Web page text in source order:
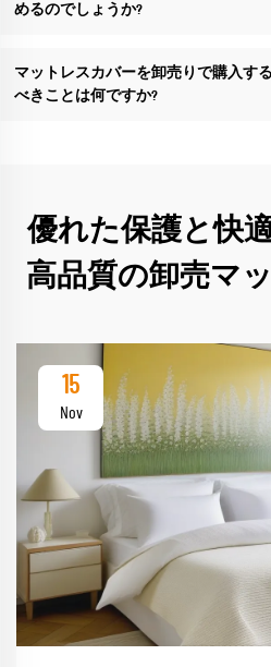
めるのでしょうか?
マットレスカバーを卸売りで購入す
べきことは何ですか?
優れた保護と快
高品質の卸売マ
15
Nov